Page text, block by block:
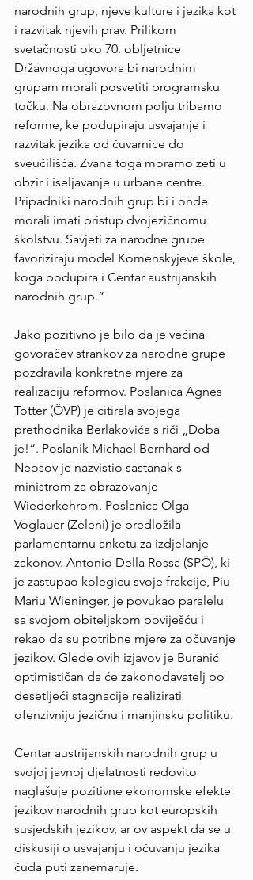
narodnih grup, njeve kulture i jezika kot
i razvitak njevih prav. Prilikom
svetačnosti oko 70. obljetnice
Državnoga ugovora bi narodnim
grupam morali posvetiti programsku
točku. Na obrazovnom polju tribamo
reforme, ke podupiraju usvajanje i
razvitak jezika od čuvarnice do
sveučilišća. Zvana toga moramo zeti u
obzir i iseljavanje u urbane centre.
Pripadniki narodnih grup bi i onde
morali imati pristup dvojezičnomu
školstvu. Savjeti za narodne grupe
favoriziraju model Komenskyjeve škole,
koga podupira i Centar austrijanskih
narodnih grup.“
Jako pozitivno je bilo da je većina
govoračev strankov za narodne grupe
pozdravila konkretne mjere za
realizaciju reformov. Poslanica Agnes
Totter (ÖVP) je citirala svojega
prethodnika Berlakovića s riči „Doba
je!“. Poslanik Michael Bernhard od
Neosov je nazvistio sastanak s
ministrom za obrazovanje
Wiederkehrom. Poslanica Olga
Voglauer (Zeleni) je predložila
parlamentarnu anketu za izdjelanje
zakonov. Antonio Della Rossa (SPÖ), ki
je zastupao kolegicu svoje frakcije, Piu
Mariu Wieninger, je povukao paralelu
sa svojom obiteljskom poviješću i
rekao da su potribne mjere za očuvanje
jezikov. Glede ovih izjavov je Buranić
optimističan da će zakonodavatelj po
desetljeći stagnacije realizirati
ofenzivniju jezičnu i manjinsku politiku.
Centar austrijanskih narodnih grup u
svojoj javnoj djelatnosti redovito
naglašuje pozitivne ekonomske efekte
jezikov narodnih grup kot europskih
susjedskih jezikov, ar ov aspekt da se u
diskusiji o usvajanju i očuvanju jezika
čuda puti zanemaruje.